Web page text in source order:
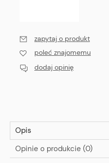
zapytaj o produkt
poleć znajomemu
dodaj opinię
Opis
Opinie o produkcie (0)